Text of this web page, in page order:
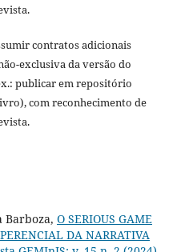
contratos adicionais
exclusiva da versão do
publicar em repositório
com reconhecimento de
Barboza, O SERIOUS GAME
DA NARRATIVA